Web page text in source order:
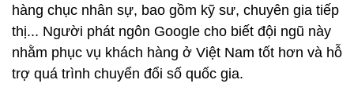
hàng chục nhân sự, bao gồm kỹ sư, chuyên gia tiếp
thị... Người phát ngôn Google cho biết đội ngũ này
nhằm phục vụ khách hàng ở Việt Nam tốt hơn và hỗ
trợ quá trình chuyển đổi số quốc gia.